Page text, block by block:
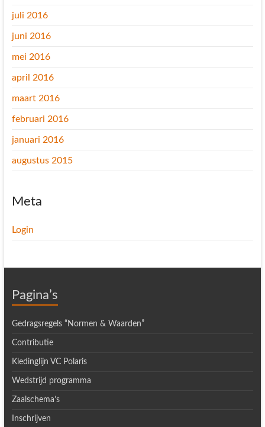
juli 2016
juni 2016
mei 2016
april 2016
maart 2016
februari 2016
januari 2016
augustus 2015
Meta
Login
Pagina’s
Gedragsregels “Normen & Waarden”
Contributie
Kledinglijn VC Polaris
Wedstrijd programma
Zaalschema’s
Inschrijven